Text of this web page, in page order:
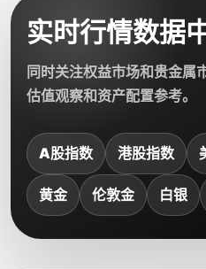
实时行情数据
同时关注权益市场和贵金属
估值观察和资产配置参考。
A股指数 港股指数
黄金 伦敦金 白银